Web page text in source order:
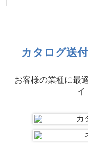
カタログ送
お客様の業種に最
イ